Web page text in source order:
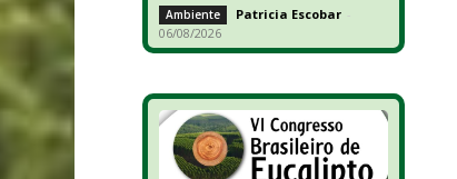
Ambiente Patricia Escobar -
06/08/2026